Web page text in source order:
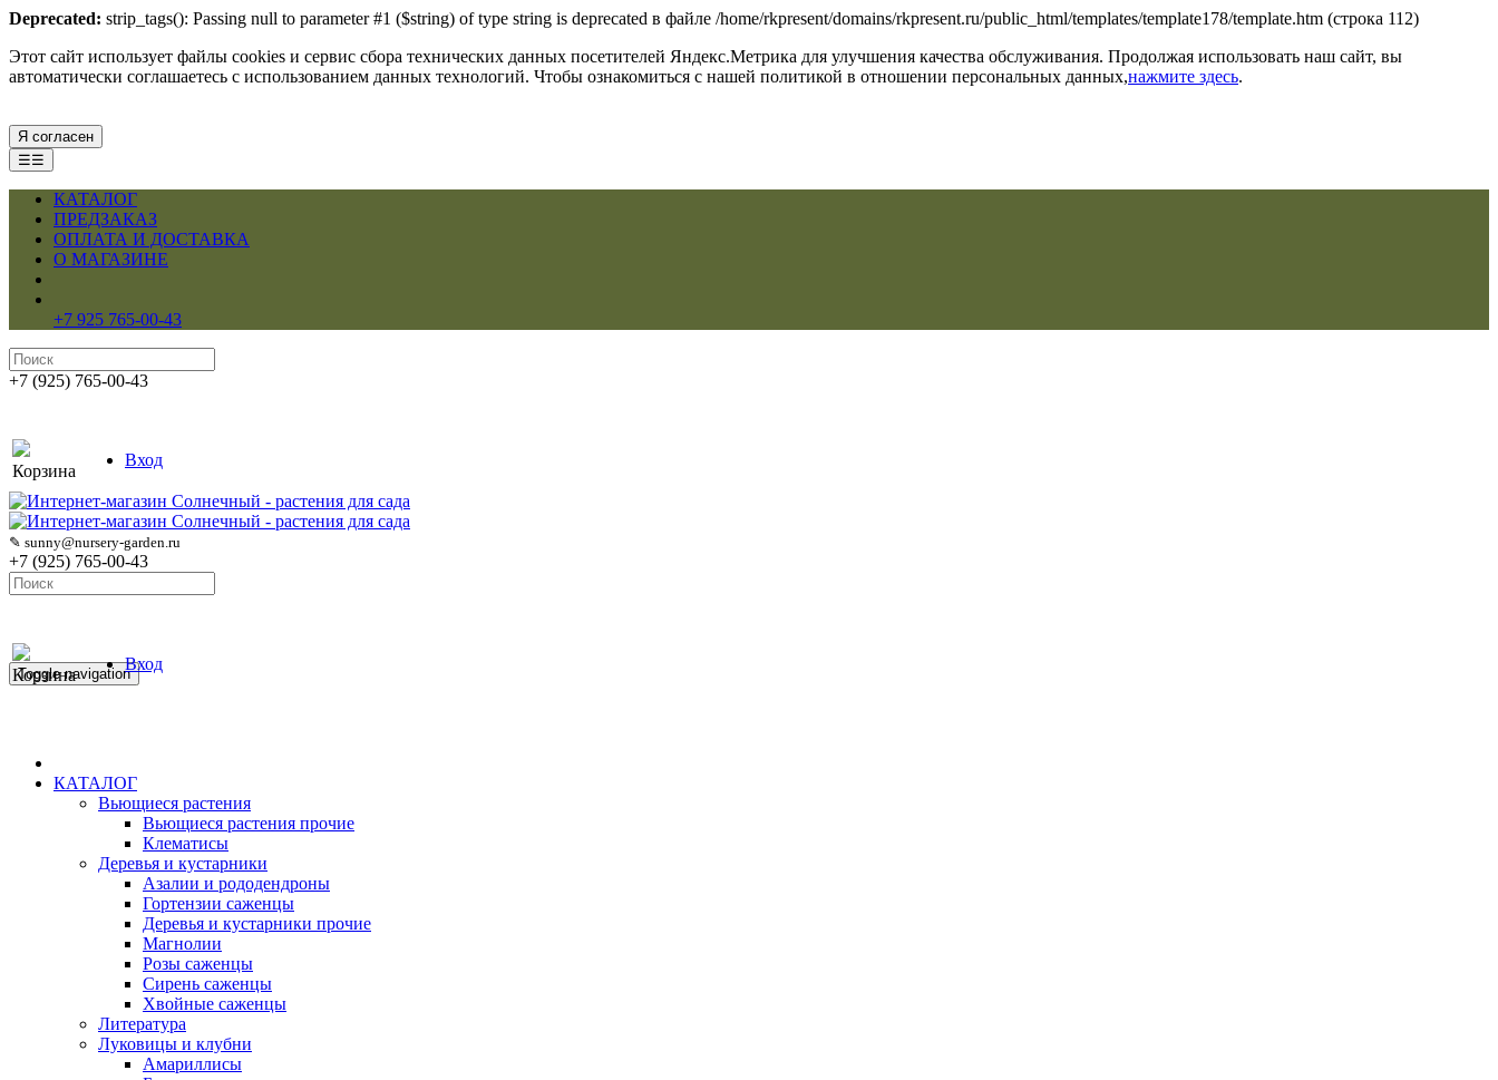
Deprecated: strip_tags(): Passing null to parameter #1 ($string) of type string is deprecated в файле /home/rkpresent/domains/rkpresent.ru/public_html/templates/template178/template.htm (строка 112)
Этот сайт использует файлы cookies и сервис сбора технических данных посетителей Яндекс.Метрика для улучшения качества обслуживания. Продолжая использовать наш сайт, вы
автоматически соглашаетесь с использованием данных технологий. Чтобы ознакомиться с нашей политикой в отношении персональных данных,нажмите здесь.
Я согласен
☰☰
КАТАЛОГ
ПРЕДЗАКАЗ
ОПЛАТА И ДОСТАВКА
О МАГАЗИНЕ
+7 925 765-00-43
+7 (925) 765-00-43
Корзина
Вход
✎ sunny@nursery-garden.ru
+7 (925) 765-00-43
Корзина
Вход
Toggle navigation
КАТАЛОГ
Вьющиеся растения
Вьющиеся растения прочие
Клематисы
Деревья и кустарники
Азалии и рододендроны
Гортензии саженцы
Деревья и кустарники прочие
Магнолии
Розы саженцы
Сирень саженцы
Хвойные саженцы
Литература
Луковицы и клубни
Амариллисы